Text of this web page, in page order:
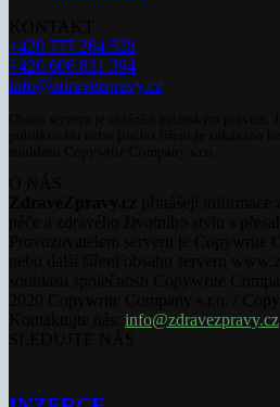
+420 777 264 528
+420 606 831 394
info@zdravezpravy.cz
info@zdravezpravy.cz